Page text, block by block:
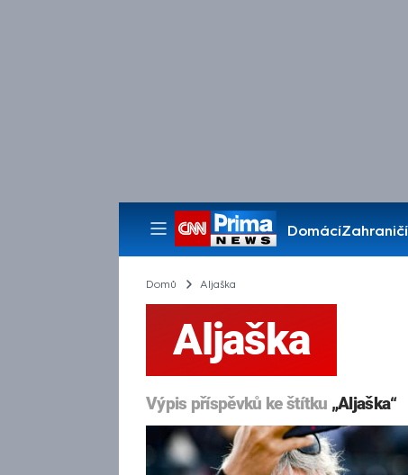
DomácíZahraničí
Pořady
Domů Aljaška
Aljaška
Výpis příspěvků ke štítku „Aljaška“